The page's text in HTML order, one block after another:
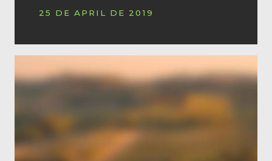
25 DE APRIL DE 2019